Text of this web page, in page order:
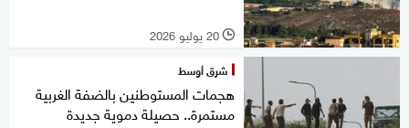
l 20 يوليو 2026
شرق أوسط
هجمات المستوطنين بالضفة الغربية
مستمرة.. حصيلة دموية جديدة